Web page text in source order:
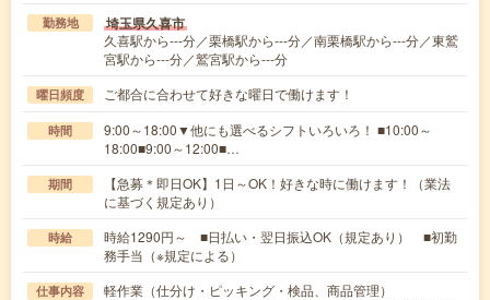
勤務地 埼玉県久喜市
久喜駅から---分／栗橋駅から---分／南栗橋駅から---分／東鷲
宮駅から---分／鷲宮駅から---分
曜日頻度 ご都合に合わせて好きな曜日で働けます！
時間
9:00～18:00▼他にも選べるシフトいろいろ！ ■10:00～
18:00■9:00～12:00■…
期間
【急募＊即日OK】1日～OK！好きな時に働けます！（業法
に基づく規定あり）
時給
時給1290円～ ■日払い・翌日振込OK（規定あり） ■初勤
務手当（※規定による）
仕事内容
軽作業（仕分け・ピッキング・検品、商品管理）